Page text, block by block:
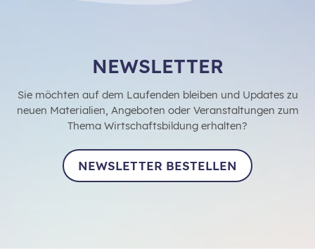
NEWSLETTER
Sie möchten auf dem Laufenden bleiben und Updates zu
neuen Materialien, Angeboten oder Veranstaltungen zum
Thema Wirtschaftsbildung erhalten?
NEWSLETTER BESTELLEN